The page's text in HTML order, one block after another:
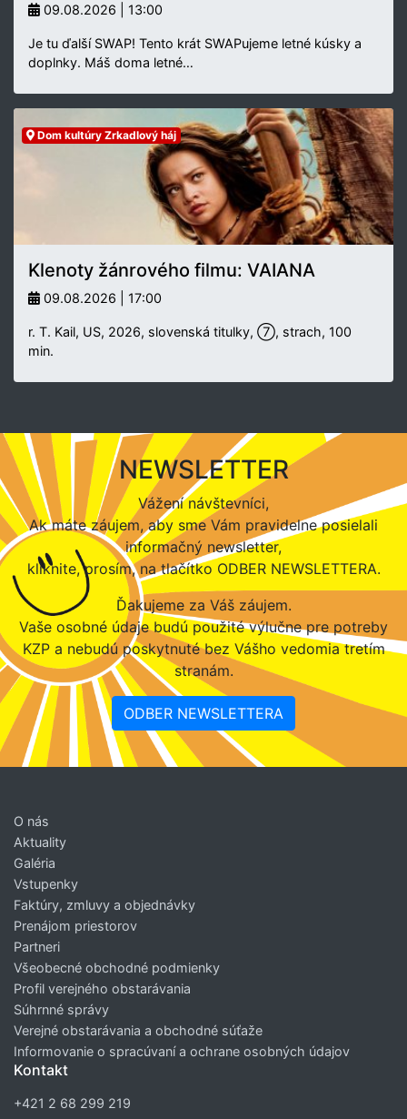
09.08.2026 | 13:00
Je tu ďalší SWAP! Tento krát SWAPujeme letné kúsky a
doplnky. Máš doma letné…
Dom kultúry Zrkadlový háj
Klenoty žánrového filmu: VAIANA
09.08.2026 | 17:00
r. T. Kail, US, 2026, slovenská titulky, ⑦, strach, 100
min.
NEWSLETTER
Vážení návštevníci,
Ak máte záujem, aby sme Vám pravidelne posielali
informačný newsletter,
kliknite, prosím, na tlačítko ODBER NEWSLETTERA.
Ďakujeme za Váš záujem.
Vaše osobné údaje budú použité výlučne pre potreby
KZP a nebudú poskytnuté bez Vášho vedomia tretím
stranám.
ODBER NEWSLETTERA
O nás
Aktuality
Galéria
Vstupenky
Faktúry, zmluvy a objednávky
Prenájom priestorov
Partneri
Všeobecné obchodné podmienky
Profil verejného obstarávania
Súhrnné správy
Verejné obstarávania a obchodné súťaže
Informovanie o spracúvaní a ochrane osobných údajov
Kontakt
+421 2 68 299 219